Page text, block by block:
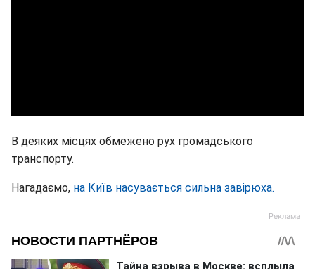
В деяких місцях обмежено рух громадського
транспорту.
Нагадаємо, на Київ насувається сильна завірюха.